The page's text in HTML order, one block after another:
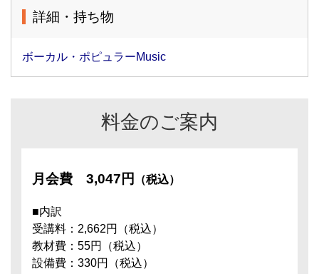
詳細・持ち物
ボーカル・ポピュラーMusic
料金のご案内
月会費 3,047円 （税込）
■内訳
受講料：2,662円（税込）
教材費：55円（税込）
設備費：330円（税込）